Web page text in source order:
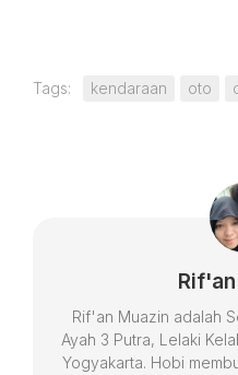
Tags: kendaraan oto
Rif'an Muazin adalah
Ayah 3 Putra, Lelaki
Yogyakarta. Hobi